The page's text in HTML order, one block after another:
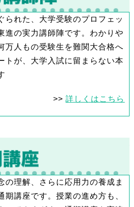
られた、大学受験のプロフェッ
進の実力講師陣です。わかりや
万人もの受験生を難関大合格へ
トが、大学入試に留まらない本
>>詳しくはこちら
の理解、さらに応用力の養成ま
期講座です。授業の進め方も、